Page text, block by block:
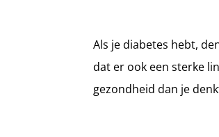
Als je diabetes hebt,
dat er ook een sterke
gezondheid dan je